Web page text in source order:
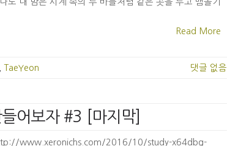
Read More
TaeYeon 댓글 없음
어보자 #3 [마지막]
www.xeronichs.com/2016/10/study-x64dbg-